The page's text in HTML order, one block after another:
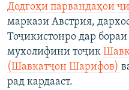
Додгоҳи парвандаҳои
маркази Австрия,
Тоҷикистонро дар
мухолифини тоҷик
(Шавкатҷон Шарифов)
рад кардааст.